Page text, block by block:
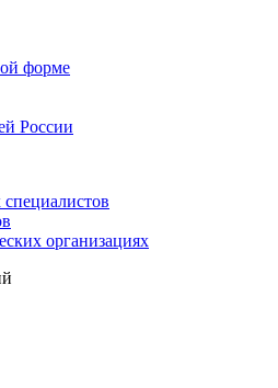
форме
России
организациях